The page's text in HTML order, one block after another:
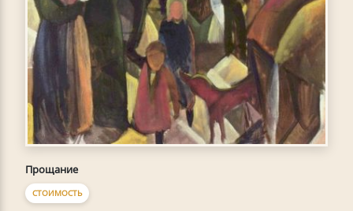
Прощание
СТОИМОСТЬ